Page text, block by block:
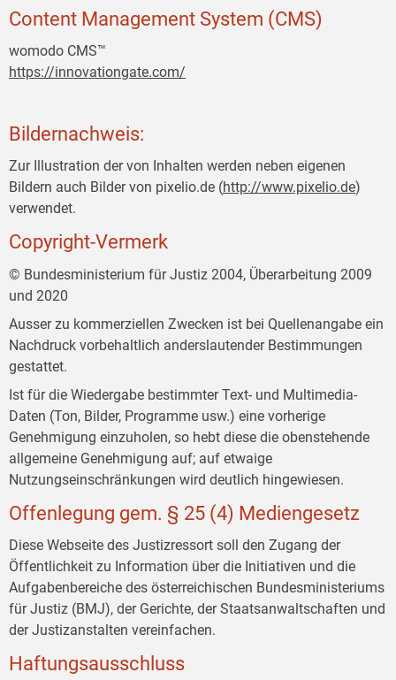
Content Management System (CMS)
womodo CMS™
https://innovationgate.com/
Bildernachweis:
Zur Illustration der von Inhalten werden neben eigenen
Bildern auch Bilder von pixelio.de (http://www.pixelio.de)
verwendet.
Copyright-Vermerk
© Bundesministerium für Justiz 2004, Überarbeitung 2009
und 2020
Ausser zu kommerziellen Zwecken ist bei Quellenangabe ein
Nachdruck vorbehaltlich anderslautender Bestimmungen
gestattet.
Ist für die Wiedergabe bestimmter Text- und Multimedia-
Daten (Ton, Bilder, Programme usw.) eine vorherige
Genehmigung einzuholen, so hebt diese die obenstehende
allgemeine Genehmigung auf; auf etwaige
Nutzungseinschränkungen wird deutlich hingewiesen.
Offenlegung gem. § 25 (4) Mediengesetz
Diese Webseite des Justizressort soll den Zugang der
Öffentlichkeit zu Information über die Initiativen und die
Aufgabenbereiche des österreichischen Bundesministeriums
für Justiz (BMJ), der Gerichte, der Staatsanwaltschaften und
der Justizanstalten vereinfachen.
Haftungsausschluss